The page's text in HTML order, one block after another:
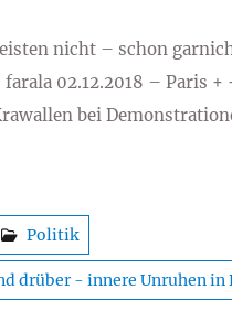
nicht – schon
02.12.2018 – Paris
bei
Politik
drüber - innere Unruhen in